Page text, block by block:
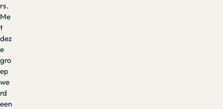
rs.
Me
t
dez
e
gro
ep
we
rd
een